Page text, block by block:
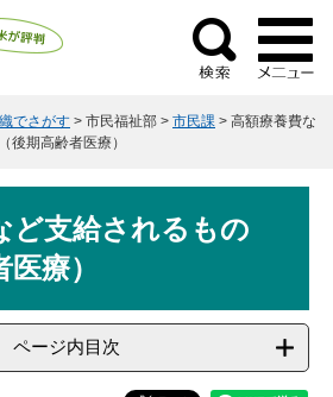
検
索
でさがす > 市民福祉部 > 市民課 > 高額療養費な
後期高齢者医療）
ど支給されるもの
医療）
ページ内目次